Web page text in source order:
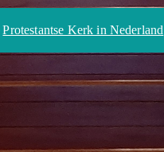
Protestantse Kerk in Nederland